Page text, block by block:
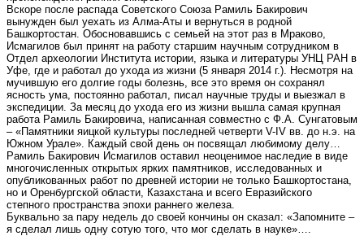
Вскоре после распада Советского Союза Рамиль Бакирович
вынужден был уехать из Алма-Аты и вернуться в родной
Башкортостан. Обосновавшись с семьей на этот раз в Мраково,
Исмагилов был принят на работу старшим научным сотрудником в
Отдел археологии Института истории, языка и литературы УНЦ РАН в
Уфе, где и работал до ухода из жизни (5 января 2014 г.). Несмотря на
мучившую его долгие годы болезнь, все это время он сохранял
ясность ума, постоянно работал, писал научные труды и выезжал в
экспедиции. За месяц до ухода его из жизни вышла самая крупная
работа Рамиль Бакировича, написанная совместно с Ф.А. Сунгатовым
– «Памятники яицкой культуры последней четверти V-IV вв. до н.э. на
Южном Урале». Каждый свой день он посвящал любимому делу…
Рамиль Бакирович Исмагилов оставил неоценимое наследие в виде
многочисленных открытых ярких памятников, исследованных и
опубликованных работ по древней истории не только Башкортостана,
но и Оренбургской области, Казахстана и всего Евразийского
степного пространства эпохи раннего железа.
Буквально за пару недель до своей кончины он сказал: «Запомните –
я сделал лишь одну сотую того, что мог сделать в науке»….